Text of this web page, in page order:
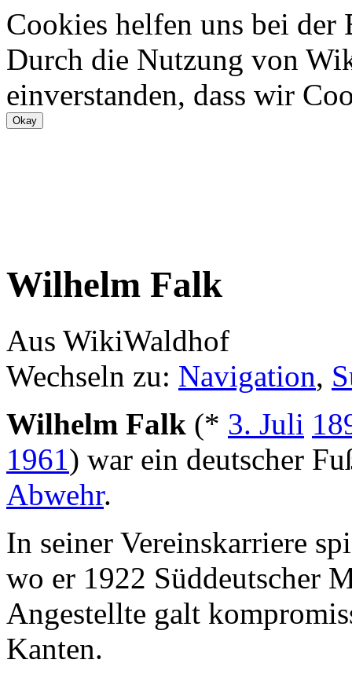
Cookies helfen uns bei
Durch die Nutzung von
einverstanden, dass wir
Wilhelm Falk
Aus WikiWaldhof
Wechseln zu: Navigation,
Wilhelm Falk (* 3. Juli
1961) war ein deutscher
Abwehr.
In seiner Vereinskarriere
wo er 1922 Süddeutscher
Angestellte galt
Kanten.